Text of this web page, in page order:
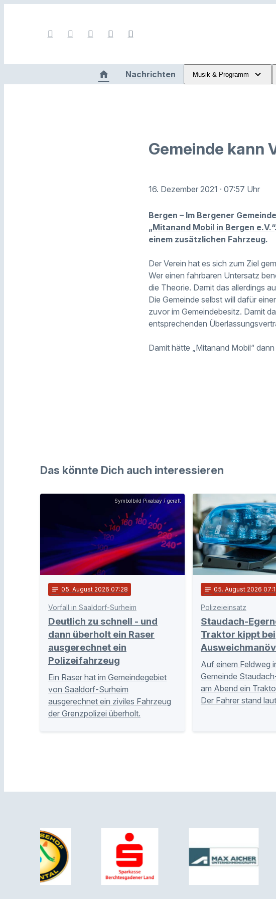
Nachrichten Musik & Programm
Gemeinde kann
16. Dezember 2021 · 07:57 Uhr
Bergen – Im Bergener
„Mitanand Mobil in Bergen e.V.“
einem zusätzlichen Fahrzeug.
Der Verein hat es sich zum Ziel
Wer einen fahrbaren Untersatz
die Theorie. Damit das allerdings
Die Gemeinde selbst will dafür
zuvor im Gemeindebesitz. Damit
entsprechenden
Damit hätte „Mitanand Mobil“
Das könnte Dich auch interessieren
Symbolbild Pixabay / geralt
notes 05. August 2026 07:28
Vorfall in Saaldorf-Surheim
Deutlich zu schnell - und
dann überholt ein Raser
ausgerechnet ein
Polizeifahrzeug
Ein Raser hat im Gemeindegebiet
von Saaldorf-Surheim
ausgerechnet ein ziviles Fahrzeug
der Grenzpolizei überholt.
notes 05. August 2026
Polizeieinsatz
Staudach-
Traktor kippt bei
Auf einem Feldweg
Gemeinde
am Abend ein
Der Fahrer stand